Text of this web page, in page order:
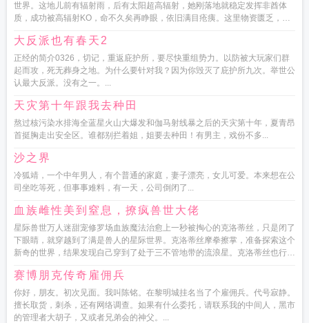
世界。这地儿前有辐射雨，后有太阳超高辐射，她刚落地就稳定发挥非酋体
质，成功被高辐射KO，命不久矣再睁眼，依旧满目疮痍。这里物资匮乏，生
大反派也有春天2
正经的简介0326，切记，重返庇护所，要尽快重组势力。以防被大玩家们群
起而攻，死无葬身之地。为什么要针对我？因为你毁灭了庇护所九次。举世公
认最大反派。没有之一。...
天灾第十年跟我去种田
熬过核污染水排海全蓝星火山大爆发和伽马射线暴之后的天灾第十年，夏青昂
首挺胸走出安全区。谁都别拦着姐，姐要去种田！有男主，戏份不多...
沙之界
冷狐靖，一个中年男人，有个普通的家庭，妻子漂亮，女儿可爱。本来想在公
司坐吃等死，但事事难料，有一天，公司倒闭了...
血族雌性美到窒息，撩疯兽世大佬
星际兽世万人迷甜宠修罗场血族魔法治愈上一秒被掏心的克洛蒂丝，只是闭了
下眼睛，就穿越到了满是兽人的星际世界。克洛蒂丝摩拳擦掌，准备探索这个
新奇的世界，结果发现自己穿到了处于三不管地带的流浪星。克洛蒂丝也行
赛博朋克传奇雇佣兵
你好，朋友。初次见面。我叫陈铭。在黎明城挂名当了个雇佣兵。代号寂静。
擅长取货，刺杀，还有网络调查。如果有什么委托，请联系我的中间人，黑市
的管理者大胡子，又或者兄弟会的神父。...